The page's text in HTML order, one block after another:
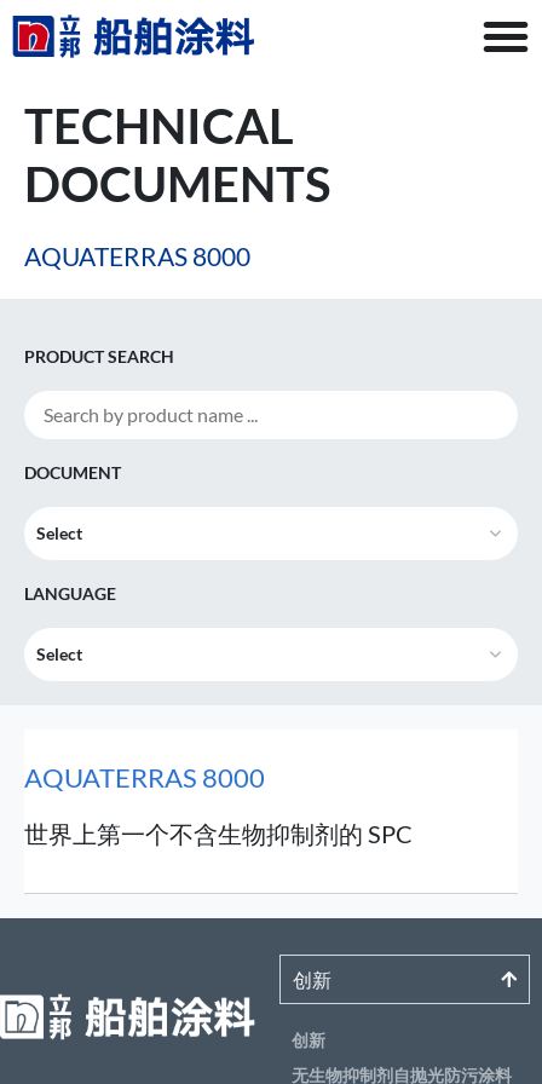
TECHNICAL
DOCUMENTS
AQUATERRAS 8000
PRODUCT SEARCH
DOCUMENT
Select
LANGUAGE
Select
AQUATERRAS 8000
世界上第一个不含生物抑制剂的 SPC
创新
创新
无生物抑制剂自抛光防污涂料